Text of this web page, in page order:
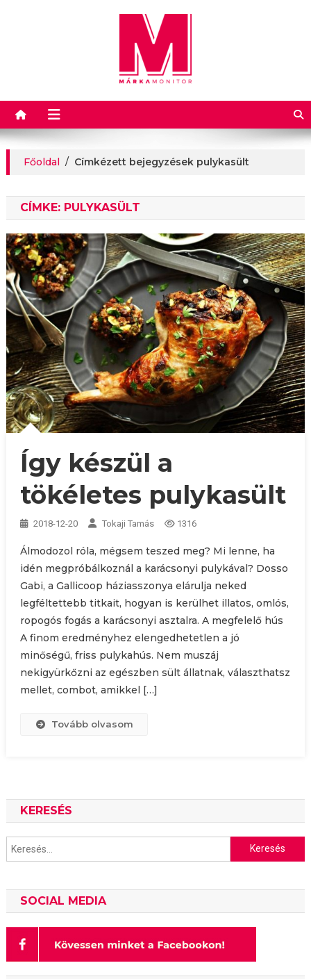
Márkamonitor
Főoldal / Címkézett bejegyzések pulykasült
CÍMKE: PULYKASÜLT
Így készül a
tökéletes pulykasült
2018-12-20 Tokaji Tamás 1316
Álmodozol róla, mégsem teszed meg? Mi lenne, ha
idén megpróbálkoznál a karácsonyi pulykával? Dosso
Gabi, a Gallicoop háziasszonya elárulja neked
legféltettebb titkait, hogyan is kerülhet illatos, omlós,
ropogós fogás a karácsonyi asztalra. A megfelelő hús
A finom eredményhez elengedhetetlen a jó
minőségű, friss pulykahús. Nem muszáj
nekigyürkőzni az egészben sült állatnak, választhatsz
mellet, combot, amikkel […]
Tovább olvasom
KERESÉS
Keresés:
SOCIAL MEDIA